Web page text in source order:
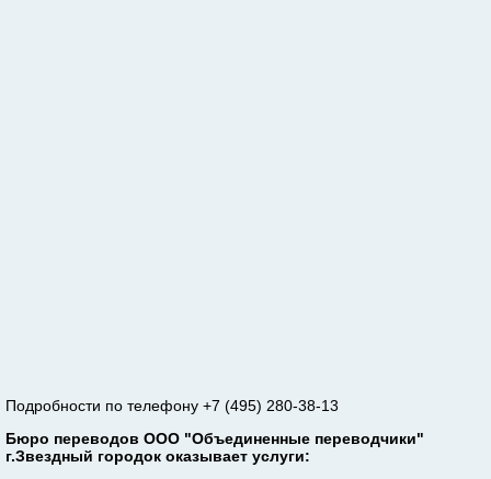
Подробности по телефону +7 (495) 280-38-13
Бюро переводов ООО "Объединенные переводчики"
г.Звездный городок оказывает услуги: